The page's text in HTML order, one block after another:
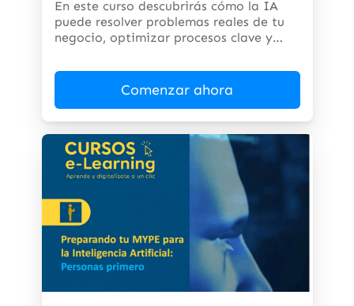
En este curso descubrirás cómo la IA
puede resolver problemas reales de tu
negocio, optimizar procesos clave y
Comenzar ahora